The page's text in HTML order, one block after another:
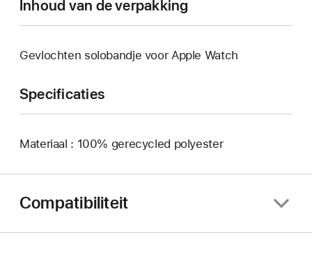
Inhoud van de verpakking
Gevlochten solobandje voor Apple Watch
Specificaties
Materiaal : 100% gerecycled polyester
Compatibiliteit